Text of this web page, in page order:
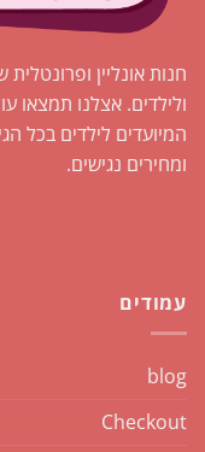
חנות אונליין ופרונטלית
ולילדים. אצלנו תמצאו
המיועדים לילדים בכל
ומחירים נגישים.
עמודים
blog
Checkout